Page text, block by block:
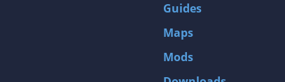
Guides
Maps
Mods